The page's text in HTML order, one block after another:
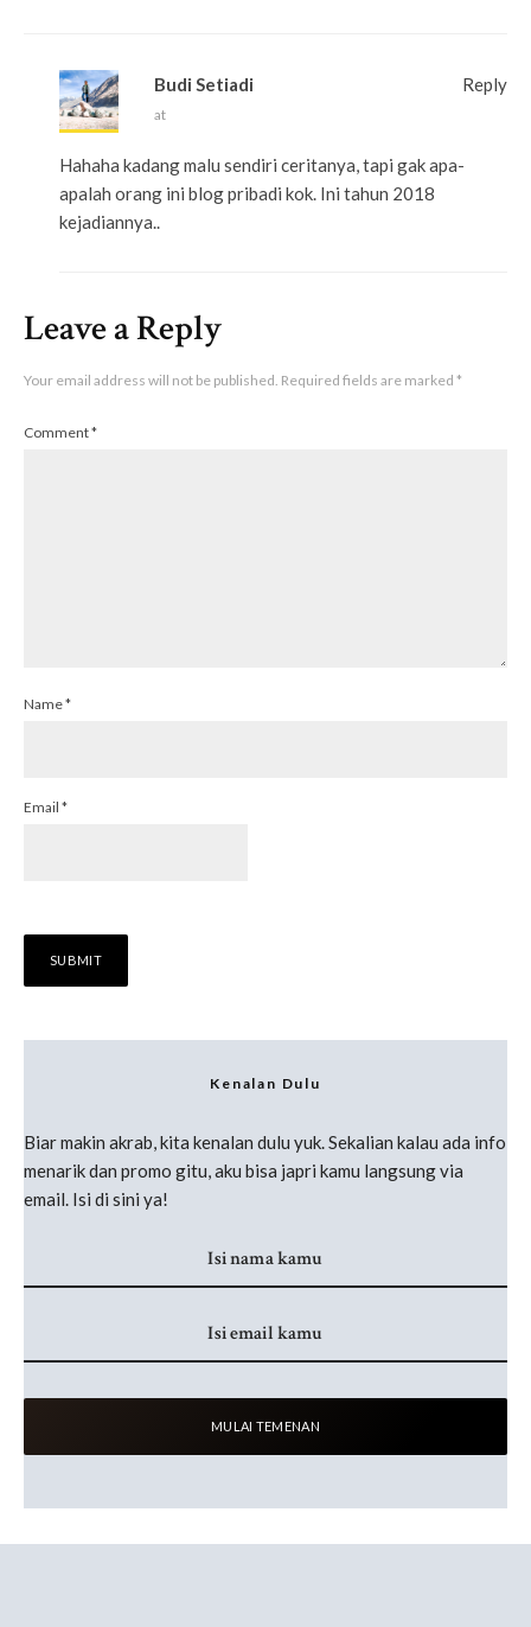
Budi Setiadi
at
Hahaha kadang malu sendiri ceritanya, tapi gak apa-
apalah orang ini blog pribadi kok. Ini tahun 2018
kejadiannya..
Reply
Leave a Reply
Your email address will not be published. Required fields are marked *
Comment*
Name*
Email *
Kenalan Dulu
Biar makin akrab, kita kenalan dulu yuk. Sekalian kalau ada info
menarik dan promo gitu, aku bisa japri kamu langsung via
email. Isi di sini ya!